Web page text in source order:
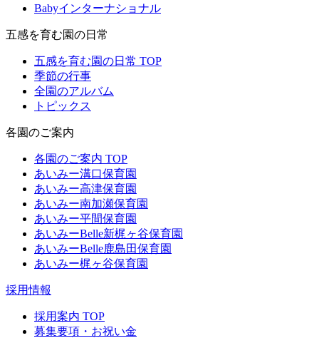
Babyインターナショナル
五感を育む園の日常
五感を育む園の日常 TOP
季節の行事
全園のアルバム
トピックス
各園のご案内
各園のご案内 TOP
あいみー溝口保育園
あいみー高津保育園
あいみー南加瀬保育園
あいみー平間保育園
あいみーBelle新梶ヶ谷保育園
あいみーBelle鹿島田保育園
あいみー梶ヶ谷保育園
採用情報
採用案内 TOP
募集要項・お祝い金